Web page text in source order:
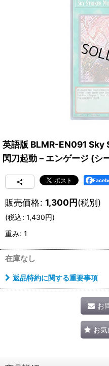
英語版 BLMR-EN091
閃刀起動－エンゲージ (
販売価格: 1,300円(税別)
(税込: 1,430円)
重み: 1
在庫なし
返品特約に関する重要事項
お
お